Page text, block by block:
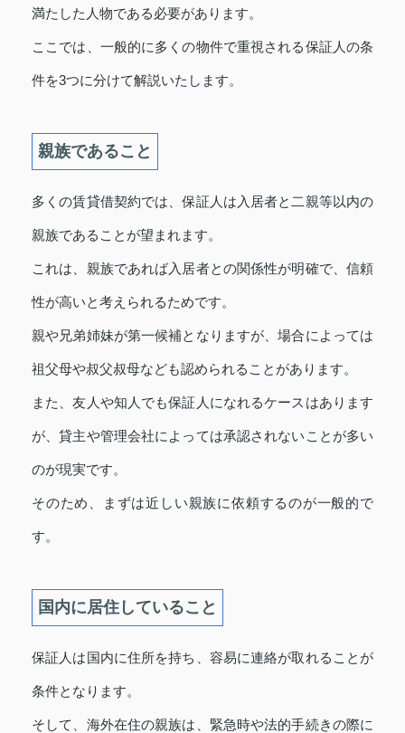
満たした人物である必要があります。
ここでは、一般的に多くの物件で重視される保証人の条
件を3つに分けて解説いたします。
親族であること
多くの賃貸借契約では、保証人は入居者と二親等以内の
親族であることが望まれます。
これは、親族であれば入居者との関係性が明確で、信頼
性が高いと考えられるためです。
親や兄弟姉妹が第一候補となりますが、場合によっては
祖父母や叔父叔母なども認められることがあります。
また、友人や知人でも保証人になれるケースはあります
が、貸主や管理会社によっては承認されないことが多い
のが現実です。
そのため、まずは近しい親族に依頼するのが一般的で
す。
国内に居住していること
保証人は国内に住所を持ち、容易に連絡が取れることが
条件となります。
そして、海外在住の親族は、緊急時や法的手続きの際に